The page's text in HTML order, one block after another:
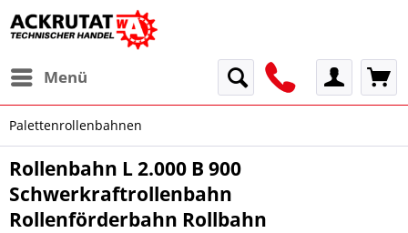
Menü
Palettenrollenbahnen
Rollenbahn L 2.000 B 900
Schwerkraftrollenbahn
Rollenförderbahn Rollbahn